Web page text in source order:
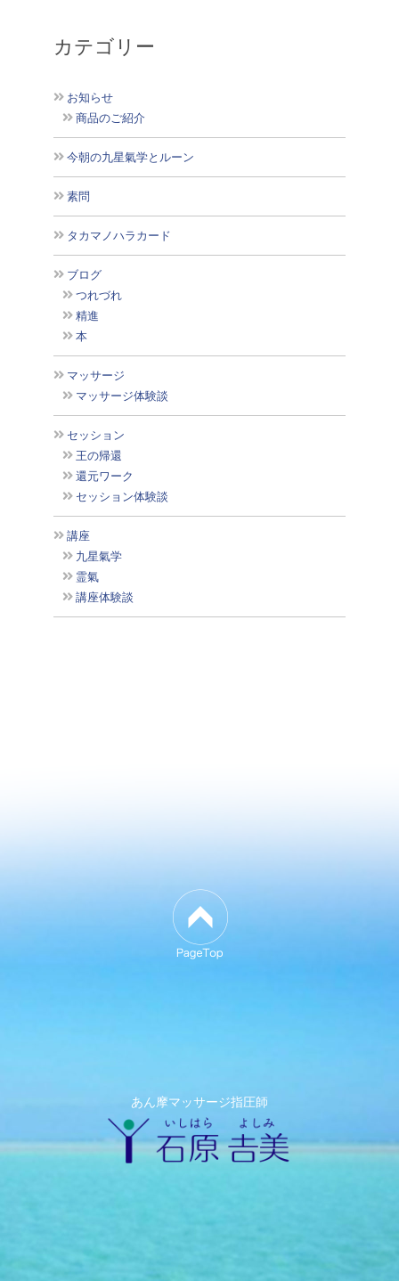
カテゴリー
お知らせ
商品のご紹介
今朝の九星氣学とルーン
素問
タカマノハラカード
ブログ
つれづれ
精進
本
マッサージ
マッサージ体験談
セッション
王の帰還
還元ワーク
セッション体験談
講座
九星氣学
霊氣
講座体験談
あん摩マッサージ指圧師